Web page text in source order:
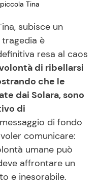
Tina
subisce un
è
resa al caos
di ribellarsi
che le
dai Solara, sono
di
di fondo
comunicare:
umane può
affrontare un
e inesorabile.